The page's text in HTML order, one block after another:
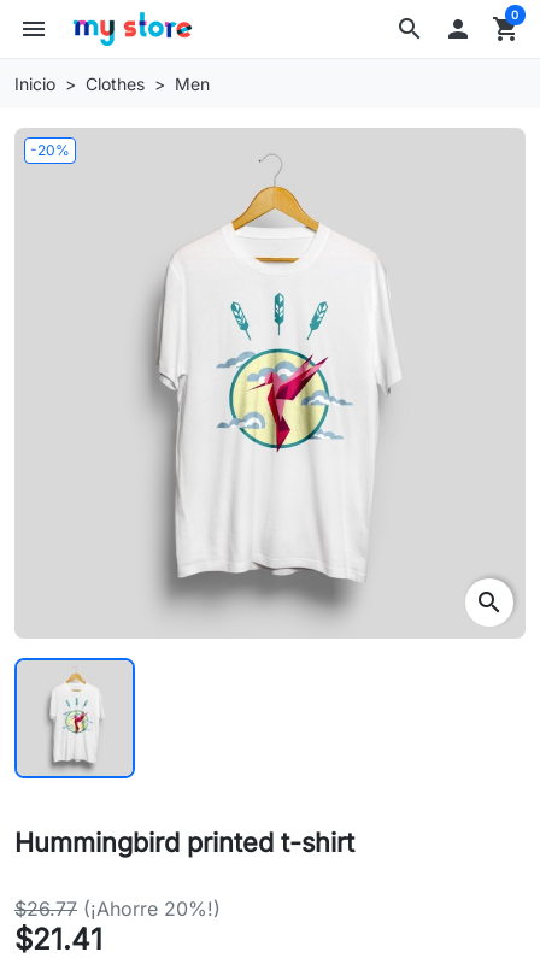
search
menu  shopping_cart
0
Inicio Clothes Men
-20%
search
Hummingbird printed t-shirt
$26.77 (¡Ahorre 20%!)
$21.41